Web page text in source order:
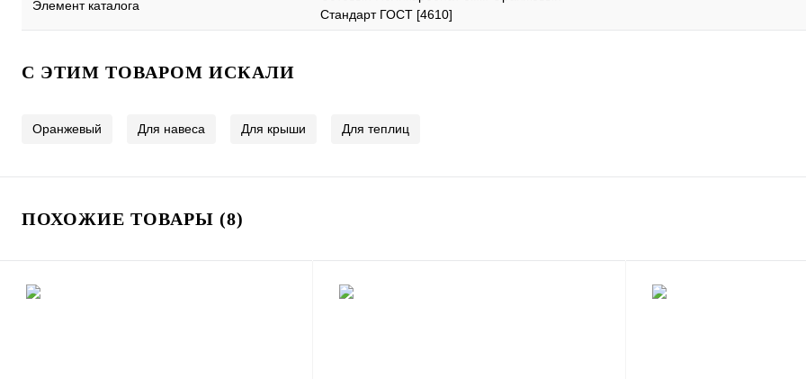
Элемент каталога
Стандарт ГОСТ [4610]
C ЭТИМ ТОВАРОМ ИСКАЛИ
Оранжевый Для навеса Для крыши Для теплиц
ПОХОЖИЕ ТОВАРЫ (8)